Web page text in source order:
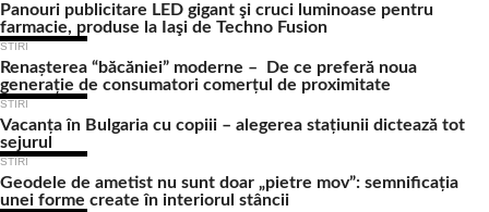
Panouri publicitare LED gigant şi cruci luminoase pentru
farmacie, produse la Iaşi de Techno Fusion
STIRI
Renașterea “băcăniei” moderne – De ce preferă noua
generație de consumatori comerțul de proximitate
STIRI
Vacanța în Bulgaria cu copiii – alegerea stațiunii dictează tot
sejurul
STIRI
Geodele de ametist nu sunt doar „pietre mov”: semnificația
unei forme create în interiorul stâncii